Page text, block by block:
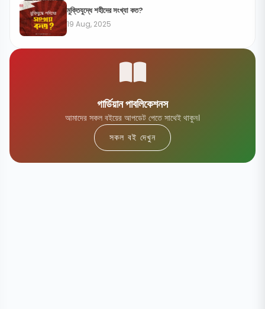
মুক্তিযুদ্ধে শহীদের সংখ্যা কত?
19 Aug, 2025
গার্ডিয়ান পাবলিকেশনস
আমাদের সকল বইয়ের আপডেট পেতে সাথেই থাকুন।
সকল বই দেখুন